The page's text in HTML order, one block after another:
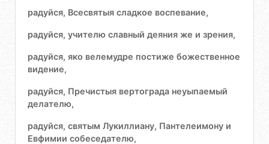
радуйся, Всесвятыя сладкое воспевание,
радуйся, учителю славный деяния же и зрения,
радуйся, яко велемудре постиже божественное
видение,
радуйся, Пречистыя вертограда неуыпаемый
делателю,
радуйся, святым Лукиллиану, Пантелеимону и
Евфимии собеседателю,